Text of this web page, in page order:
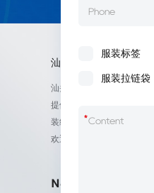
汕头立捷服装辅料
汕头立捷为服装服饰箱包家
提供标签定制、吊牌定做、
装纽扣低价批量出售；我们
欢迎采购！
Newsletter
服装标签
服装拉链袋
*